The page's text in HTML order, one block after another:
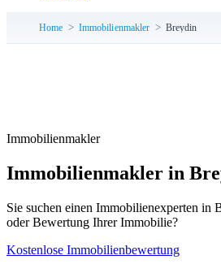
Home Immobilienmakler Breydin
Immobilienmakler
Immobilienmakler in
Sie suchen einen Immobilienexperten in
oder Bewertung Ihrer Immobilie?
Kostenlose Immobilienbewertung